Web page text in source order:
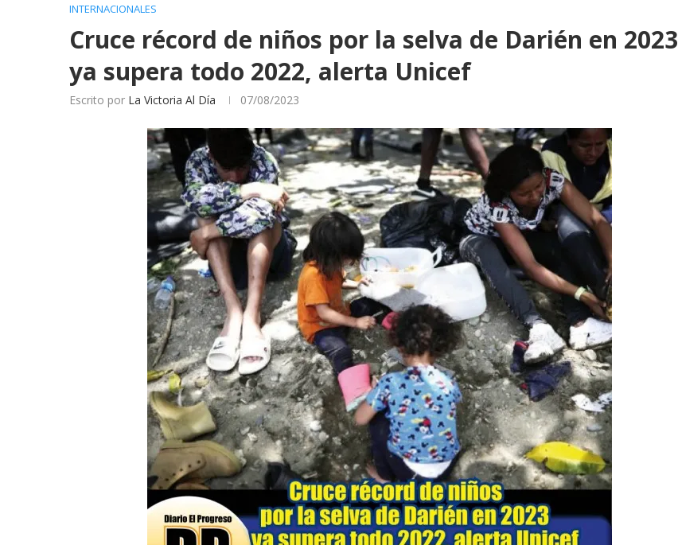
INTERNACIONALES
Cruce récord de niños por la selva de Darién en 2023
ya supera todo 2022, alerta Unicef
Escrito por La Victoria Al Día 07/08/2023